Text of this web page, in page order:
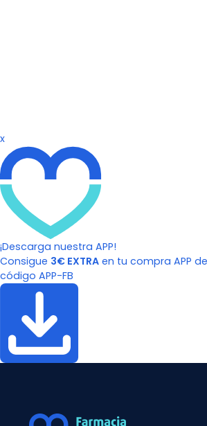
x
¡Descarga nuestra APP!
Consigue 3€ EXTRA en tu compra APP
código APP-FB